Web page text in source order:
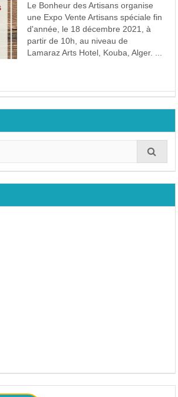
Le Bonheur des Artisans organise
une Expo Vente Artisans spéciale fin
d'année, le 18 décembre 2021, à
partir de 10h, au niveau de
Lamaraz Arts Hotel, Kouba, Alger. ...